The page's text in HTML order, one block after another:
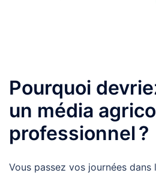
Pourquoi
un média
professionnel ?
Vous passez vos journées